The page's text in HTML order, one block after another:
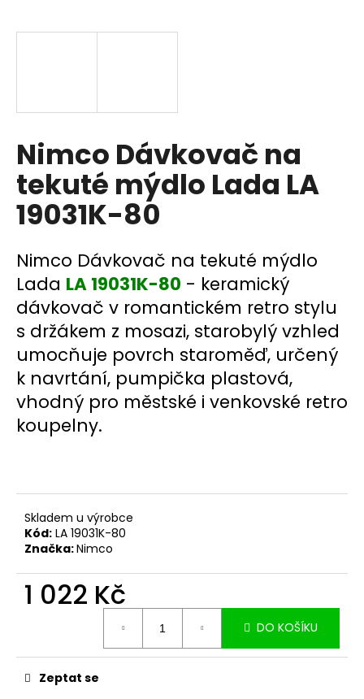
Nimco Dávkovač na
tekuté mýdlo Lada LA
19031K-80
Nimco Dávkovač na tekuté mýdlo
Lada LA 19031K-80 - keramický
dávkovač v romantickém retro stylu
s držákem z mosazi, starobylý vzhled
umocňuje povrch staroměď, určený
k navrtání, pumpička plastová,
vhodný pro městské i venkovské retro
koupelny.
Skladem u výrobce
Kód: LA 19031K-80
Značka:Nimco
1 022 Kč
DO KOŠÍKU
Zeptat se
j
?
HLEDAT
D
o
p
o
r
u
č
u
j
e
m